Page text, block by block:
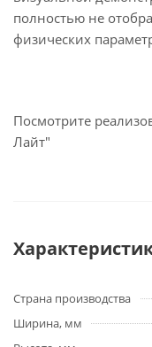
полностью не
физических
Посмотрите
Лайт"
Страна производства
Ширина, мм